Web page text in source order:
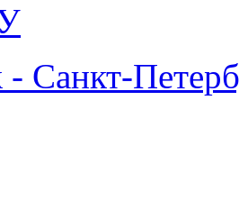
- Санкт-